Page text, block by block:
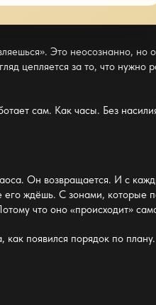
Это неосознанно, но
цепляется за то, что нужно
сам. Как часы. Без
Он возвращается. И с
его ждёшь. С зонами, которые
что оно «происходит»
как появился порядок по плану.